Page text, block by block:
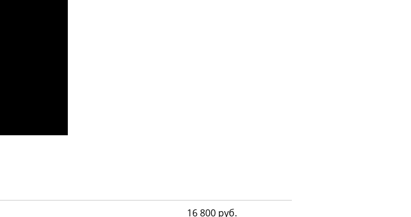
16 800 руб.